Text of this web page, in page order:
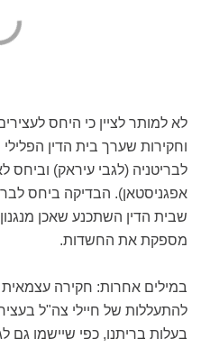
לא למותר לציין כי היחס
לבריטניה (לגבי עיראק) וביחס
אפגניסטאן). הבדיקה ביחס
שבית הדין השתכנע שאכן
מספקת את החשדות.
במילים אחרות: חקירה
להתעללות של חיילי צה"ל
בעלות בריתנו, כפי שיישמו גם